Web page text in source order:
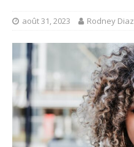
août 31, 2023 Rodney Diaz